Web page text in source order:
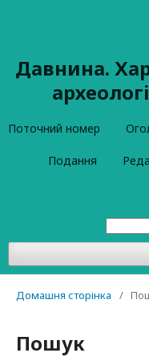
Давнина.
Поточний номер
Подання
Домашня сторінка /
Пошук